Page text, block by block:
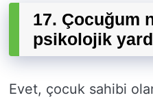
17. Çocuğum
psikolojik
Evet, çocuk sahibi